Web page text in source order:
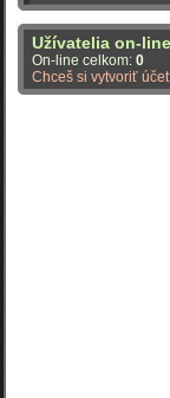
Užívatelia on-
On-line celkom: 0
Chceš si vytvoriť